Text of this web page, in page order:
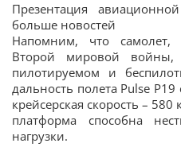
Презентация
больше новостей
Напомним, что самолет,
Второй мировой войны,
пилотируемом и
дальность полета Pulse
крейсерская скорость –
платформа способна
нагрузки.